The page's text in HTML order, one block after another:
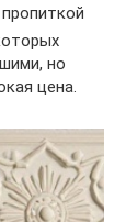
но
цена.